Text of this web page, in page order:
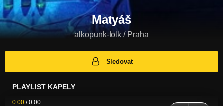
Matyáš
alkopunk-folk / Praha
Sledovat
PLAYLIST KAPELY
0:00 /0:00